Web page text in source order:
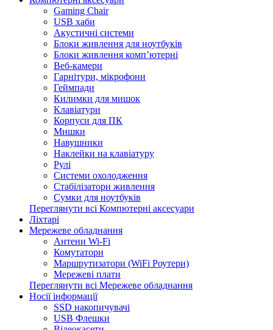
Gaming Chair
USB хаби
Акустичні системи
Блоки живлення для ноутбуків
Блоки живлення комп’ютерні
Веб-камери
Гарнітури, мікрофони
Геймпади
Килимки для мишок
Клавіатури
Корпуси для ПК
Мишки
Навушники
Наклейки на клавіатуру
Рулі
Системи охолодження
Стабілізатори живлення
Сумки для ноутбуків
Переглянути всі Компютерні аксесуари
Ліхтарі
Мережеве обладнання
Антени Wi-Fi
Комутатори
Маршрутизатори (WiFi Роутери)
Мережеві плати
Переглянути всі Мережеве обладнання
Носії інформації
SSD накопичувачі
USB Флешки